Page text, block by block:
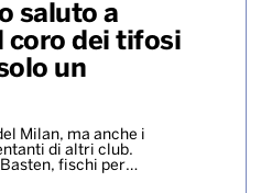
saluto a
coro dei tifosi
un
Milan, ma anche i
di altri club.
Basten, fischi per…